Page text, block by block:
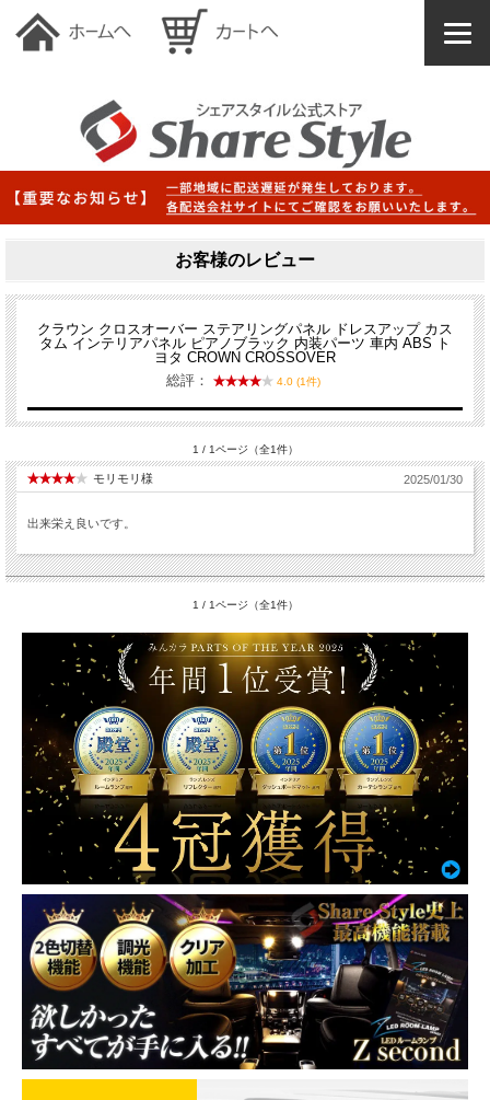
お客様のレビュー
クラウン クロスオーバー ステアリングパネル ドレスアップ カス
タム インテリアパネル ピアノブラック 内装パーツ 車内 ABS ト
ヨタ CROWN CROSSOVER
総評：
4.0 (1件)
1 / 1ページ（全1件）
モリモリ様 2025/01/30
出来栄え良いです。
1 / 1ページ（全1件）